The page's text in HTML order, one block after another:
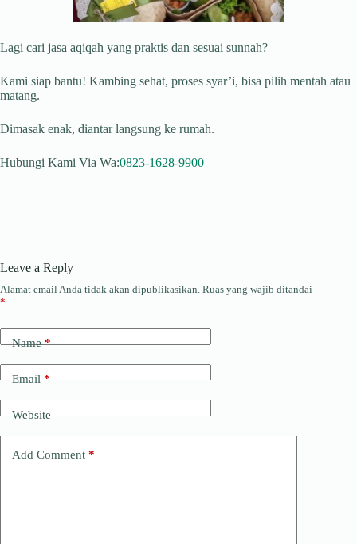
Lagi cari jasa aqiqah yang praktis dan sesuai sunnah?
Kami siap bantu! Kambing sehat, proses syar’i, bisa pilih mentah atau
matang.
Dimasak enak, diantar langsung ke rumah.
Hubungi Kami Via Wa:0823-1628-9900
Leave a Reply
Alamat email Anda tidak akan dipublikasikan. Ruas yang wajib ditandai
*
Name*
Email*
Website
Add Comment *